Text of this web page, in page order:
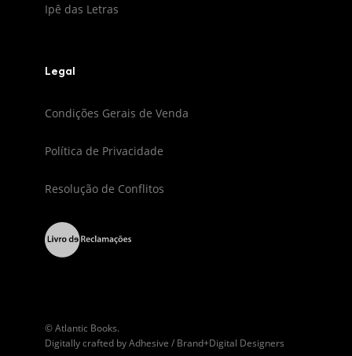
Ipê das Letras
Legal
Condições Gerais de Venda
Política de Privacidade
Resolução de Conflitos
© Atlantic Books.
Digitally crafted byAdhesive / Brand+Digital Designers